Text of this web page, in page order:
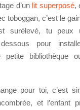
d’un lit superposé,
toboggan, c’est le
surélevé, tu peux
pour
petite bibliothèque
pour toi, c’est
et l’enfant